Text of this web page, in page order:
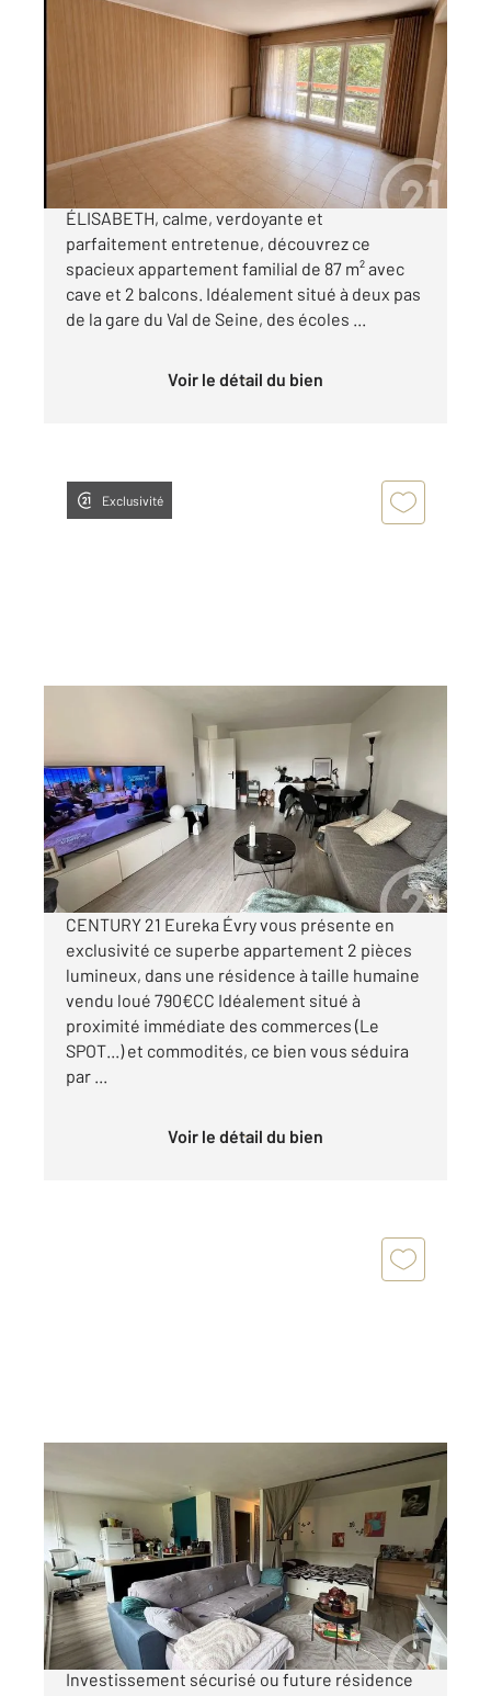
EVRY 91
, 4 pièces
Appartement à vendre
182 000 €
Dans la très recherchée RÉSIDENCE DU PARC
ÉLISABETH, calme, verdoyante et
parfaitement entretenue, découvrez ce
spacieux appartement familial de 87 m² avec
cave et 2 balcons. Idéalement situé à deux pas
de la gare du Val de Seine, des écoles ...
Voir le détail du bien
Exclusivité
, 2 pièces
Ref : 5596
Appartement F2 à vendre
114 000 €
Visiter le site dédié
CENTURY 21 Eureka Évry vous présente en
exclusivité ce superbe appartement 2 pièces
lumineux, dans une résidence à taille humaine
vendu loué 790€CC Idéalement situé à
proximité immédiate des commerces (Le
SPOT...) et commodités, ce bien vous séduira
par ...
Voir le détail du bien
34 m , 1 pièce
Ref : 5581
Appartement F1 à vendre
110 000 €
Grand studio / F1 VENDU LOUE 860€
Investissement sécurisé ou future résidence